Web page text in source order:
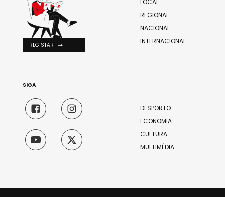
LOCAL
REGIONAL
NACIONAL
INTERNACIONAL
DESPORTO
ECONOMIA
CULTURA
MULTIMÉDIA
REGISTAR
SIGA